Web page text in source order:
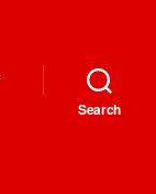
Search